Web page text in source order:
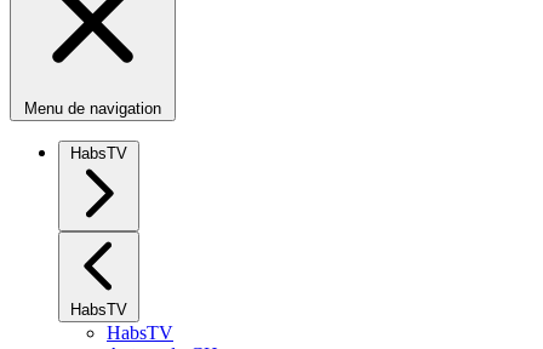
Menu de navigation
HabsTV
HabsTV
HabsTV